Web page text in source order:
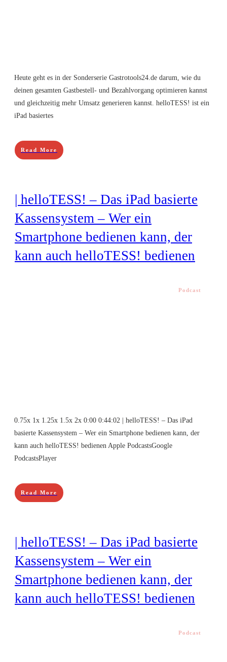
Heute geht es in der Sonderserie Gastrotools24.de darum, wie du
deinen gesamten Gastbestell- und Bezahlvorgang optimieren kannst
und gleichzeitig mehr Umsatz generieren kannst. helloTESS! ist ein
iPad basiertes
Read More
| helloTESS! – Das iPad basierte
Kassensystem – Wer ein
Smartphone bedienen kann, der
kann auch helloTESS! bedienen
Podcast
0.75x 1x 1.25x 1.5x 2x 0:00 0:44:02 | helloTESS! – Das iPad
basierte Kassensystem – Wer ein Smartphone bedienen kann, der
kann auch helloTESS! bedienen Apple PodcastsGoogle
PodcastsPlayer
Read More
| helloTESS! – Das iPad basierte
Kassensystem – Wer ein
Smartphone bedienen kann, der
kann auch helloTESS! bedienen
Podcast